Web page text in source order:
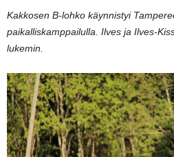
Kakkosen B-lohko käynnistyi
paikalliskamppailulla. Ilves ja Ilves-
lukemin.